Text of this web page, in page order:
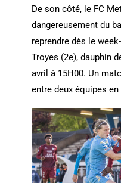
De son côté, le FC
dangereusement du
reprendre dès le
Troyes (2e), dauphin
avril à 15H00. Un
entre deux équipes